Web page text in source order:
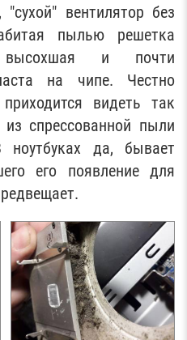
вентилятор без
пылью решетка
высохшая и почти
на чипе. Честно
видеть так
спрессованной пыли
ноутбуках да, бывает
его появление для